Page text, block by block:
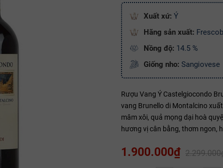
Xuất xứ: Ý
Hãng sản xuất:
Nồng độ: 14.5 %
Giống nho: Sangiovese
Rượu Vang Ý Castelgiocondo
vang Brunello di Montalcino
mâm xôi, quả mọng dại hoà
hương vị cân bằng, thơm ngon,
1.900.000₫
Điều kiện: